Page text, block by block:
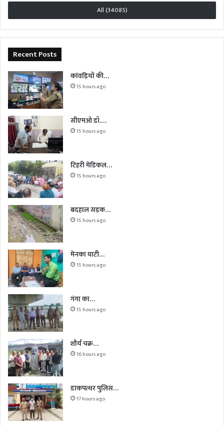
All (34085)
Recent Posts
कांवड़ियों की…
15 hours ago
सीएमओ डॉ.…
15 hours ago
टिहरी मेडिकल…
15 hours ago
बदहाल सड़क…
15 hours ago
मेनका घाटी…
15 hours ago
गंगा का…
15 hours ago
शौर्य चक्र…
16 hours ago
डाकपत्थर पुलिस…
17 hours ago